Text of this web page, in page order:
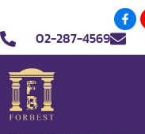
02-287-4569